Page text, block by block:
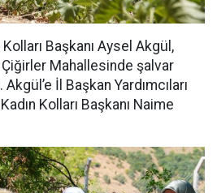
Başkanı Aysel Akgül,
Mahallesinde şalvar
İl Başkan Yardımcıları
Kolları Başkanı Naime